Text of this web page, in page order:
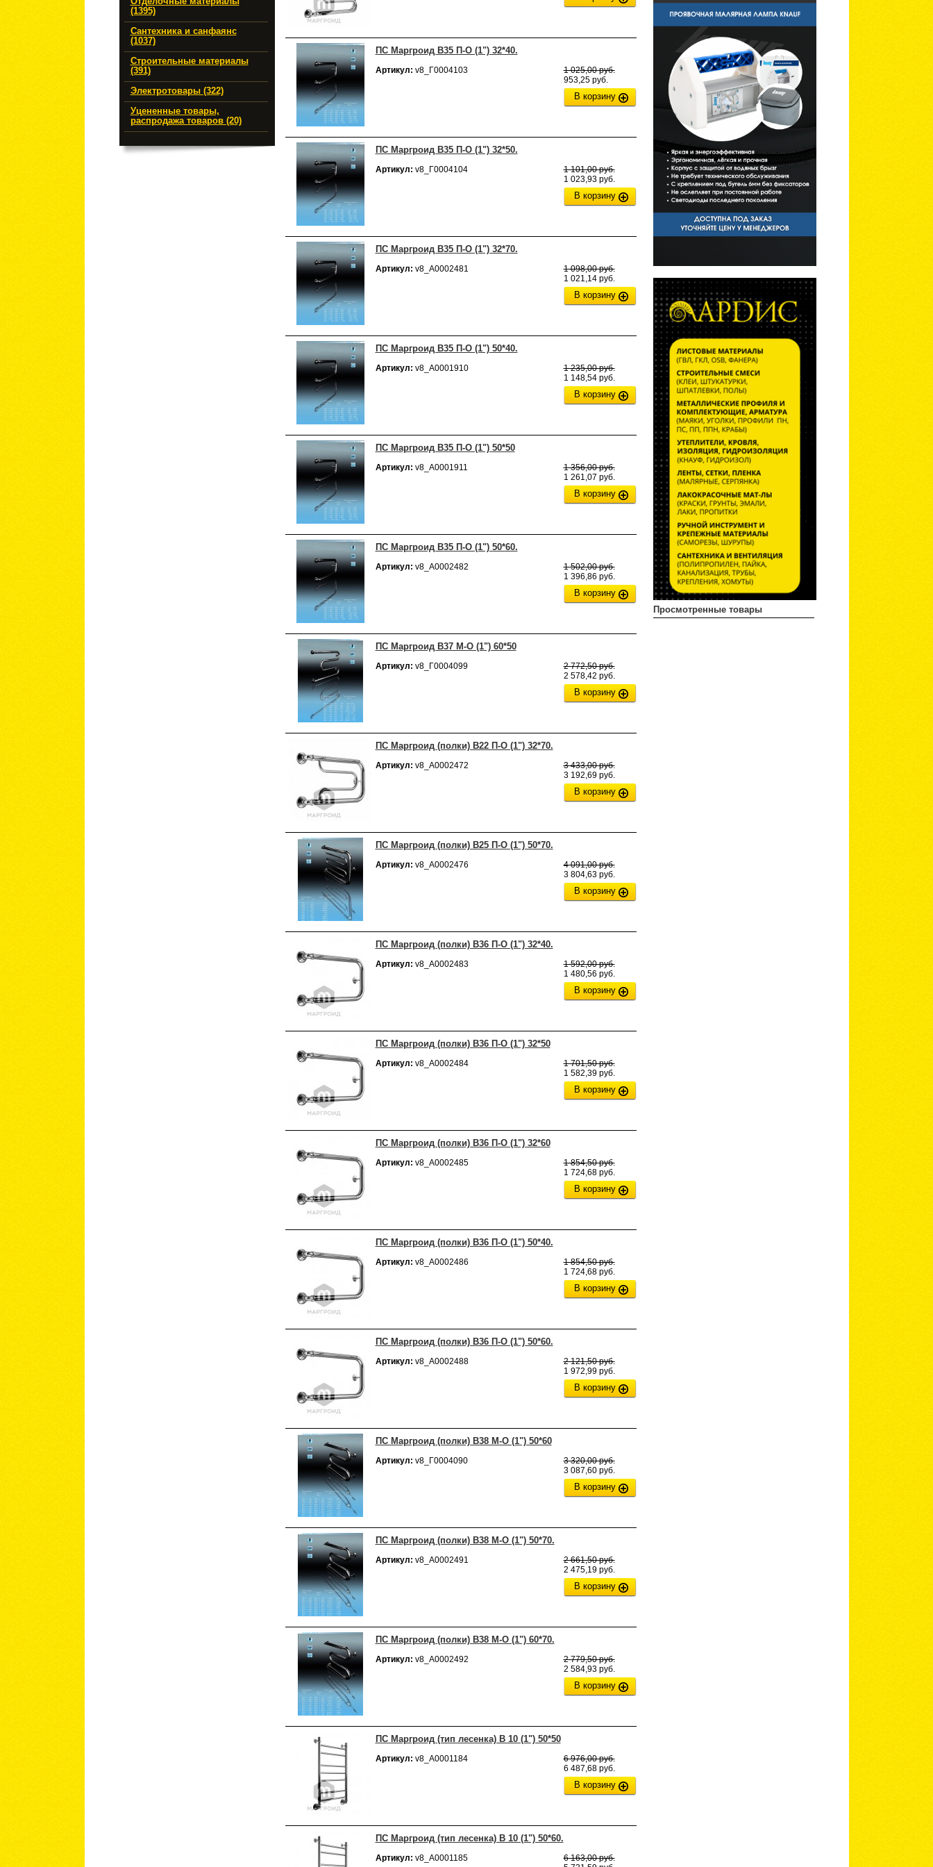
Просмотренные товары
(1395)
Сантехника и санфаянс
(1037)
Строительные материалы
(391)
Электротовары (322)
Уцененные товары,
распродажа товаров (20)
ПС Маргроид В35 П-О (1") 32*40.
Артикул: v8_Г0004103
1 025,00 руб.
953,25 руб.
В корзину
ПС Маргроид В35 П-О (1") 32*50.
Артикул: v8_Г0004104
1 101,00 руб.
1 023,93 руб.
В корзину
ПС Маргроид В35 П-О (1") 32*70.
Артикул: v8_А0002481
1 098,00 руб.
1 021,14 руб.
В корзину
ПС Маргроид В35 П-О (1") 50*40.
Артикул: v8_А0001910
1 235,00 руб.
1 148,54 руб.
В корзину
ПС Маргроид В35 П-О (1") 50*50
Артикул: v8_А0001911
1 356,00 руб.
1 261,07 руб.
В корзину
ПС Маргроид В35 П-О (1") 50*60.
Артикул: v8_А0002482
1 502,00 руб.
1 396,86 руб.
В корзину
ПС Маргроид В37 М-О (1") 60*50
Артикул: v8_Г0004099
2 772,50 руб.
2 578,42 руб.
В корзину
ПС Маргроид (полки) В22 П-О (1") 32*70.
Артикул: v8_А0002472
3 433,00 руб.
3 192,69 руб.
В корзину
ПС Маргроид (полки) В25 П-О (1") 50*70.
Артикул: v8_А0002476
4 091,00 руб.
3 804,63 руб.
В корзину
ПС Маргроид (полки) В36 П-О (1") 32*40.
Артикул: v8_А0002483
1 592,00 руб.
1 480,56 руб.
В корзину
ПС Маргроид (полки) В36 П-О (1") 32*50
Артикул: v8_А0002484
1 701,50 руб.
1 582,39 руб.
В корзину
ПС Маргроид (полки) В36 П-О (1") 32*60
Артикул: v8_А0002485
1 854,50 руб.
1 724,68 руб.
В корзину
ПС Маргроид (полки) В36 П-О (1") 50*40.
Артикул: v8_А0002486
1 854,50 руб.
1 724,68 руб.
В корзину
ПС Маргроид (полки) В36 П-О (1") 50*60.
Артикул: v8_А0002488
2 121,50 руб.
1 972,99 руб.
В корзину
ПС Маргроид (полки) В38 М-О (1") 50*60
Артикул: v8_Г0004090
3 320,00 руб.
3 087,60 руб.
В корзину
ПС Маргроид (полки) В38 М-О (1") 50*70.
Артикул: v8_А0002491
2 661,50 руб.
2 475,19 руб.
В корзину
ПС Маргроид (полки) В38 М-О (1") 60*70.
Артикул: v8_А0002492
2 779,50 руб.
2 584,93 руб.
В корзину
ПС Маргроид (тип лесенка) В 10 (1") 50*50
Артикул: v8_А0001184
6 976,00 руб.
6 487,68 руб.
В корзину
ПС Маргроид (тип лесенка) В 10 (1") 50*60.
Артикул: v8_А0001185
6 163,00 руб.